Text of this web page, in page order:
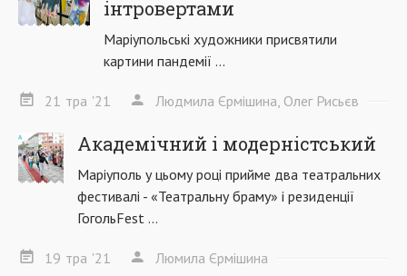
інтровертами
Маріупольські художники присвятили
картини пандемії ...
21 тра '21 Людмила Єрмішина, Олег Рисьєв
Академічний і модерністський
Маріуполь у цьому році прийме два театральних
фестивалі - «Театральну браму» і резиденції
ГогольFest ...
19 тра '21 Люмила Єрмішина